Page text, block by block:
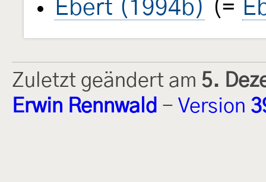
Ebert (1994b) (=
Zuletzt geändert am 5.
Erwin Rennwald - Version